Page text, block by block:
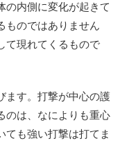
の内側に変化が起きて
ものではありません
て現れてくるもので
ます。打撃が中心の護
のは、なによりも重心
ても強い打撃は打てま